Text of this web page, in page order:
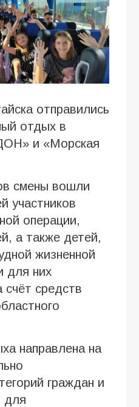
отправились
отдых в
и «Морская
смены вошли
участников
операции,
а также детей,
жизненной
для них
счёт средств
направлена на
граждан и
для